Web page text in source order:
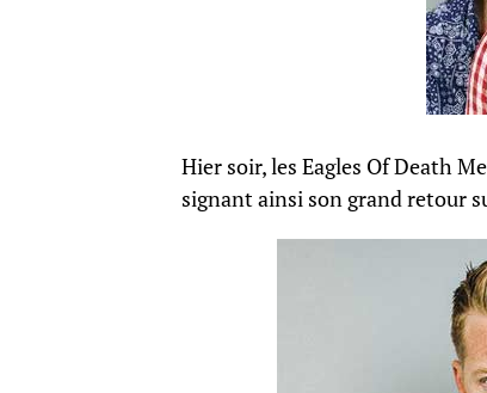
Hier soir, les Eagles Of Death
signant ainsi son grand retour